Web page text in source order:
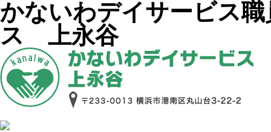
かないわデイサービス
ス 上永谷